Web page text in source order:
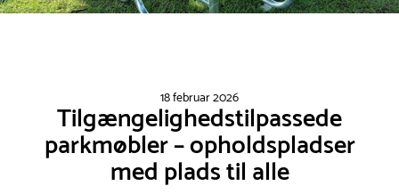
18 februar 2026
Tilgængelighedstilpassede
parkmøbler – opholdspladser
med plads til alle